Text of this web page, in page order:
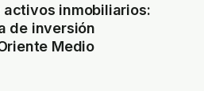
activos inmobiliarios:
de inversión
Medio